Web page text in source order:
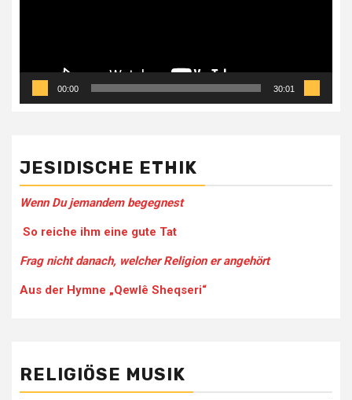
00:00 30:01
JESIDISCHE ETHIK
Wenn Du jemandem be­gegnest
So reiche ihm eine gute Tat
Frag nicht danach, welcher Religion er angehört
Aus der Hymne „Qewlê Sheqseri“
RELIGIÖSE MUSIK